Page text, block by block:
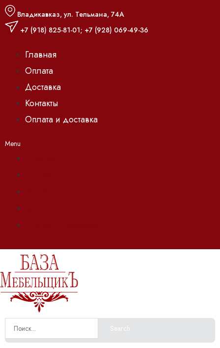
Владикавказ, ул. Тельмана, 74А
+7 (918) 825-81-01; +7 (928) 069-49-36
Главная
Оплата
Доставка
Контакты
Оплата и доставка
Menu
Search